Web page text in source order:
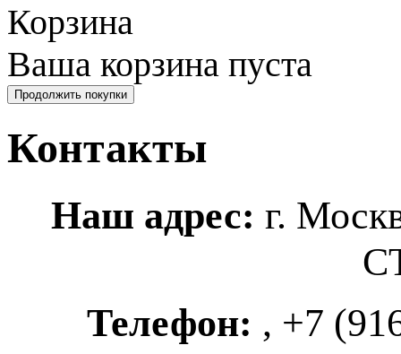
Корзина
Ваша корзина пуста
Контакты
Наш адрес: г.
Телефон: , +7